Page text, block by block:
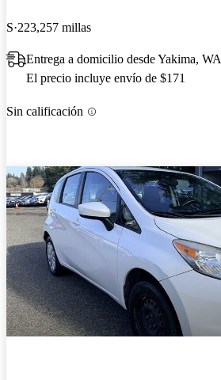
S 223,257 millas
Entrega a domicilio desde Yakima, WA
El precio incluye envío de $171
Sin calificación